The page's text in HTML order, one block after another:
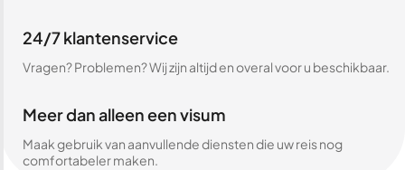
24/7 klantenservice
Vragen? Problemen? Wij zijn altijd en overal voor u beschikbaar.
Meer dan alleen een visum
Maak gebruik van aanvullende diensten die uw reis nog
comfortabeler maken.